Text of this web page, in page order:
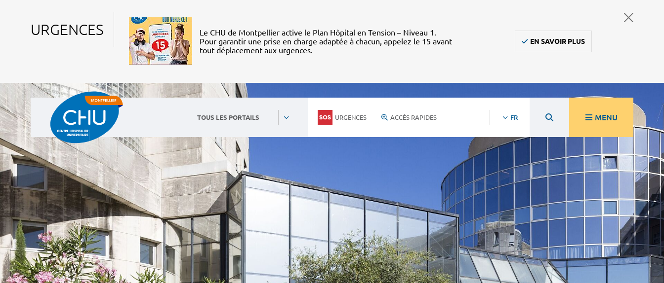
URGENCES
Le CHU de Montpellier active le Plan Hôpital en Tension – Niveau 1.
Pour garantir une prise en charge adaptée à chacun, appelez le 15 avant
tout déplacement aux urgences.
EN SAVOIR PLUS
TOUS LES PORTAILS URGENCES ACCÈS RAPIDES FR MENU